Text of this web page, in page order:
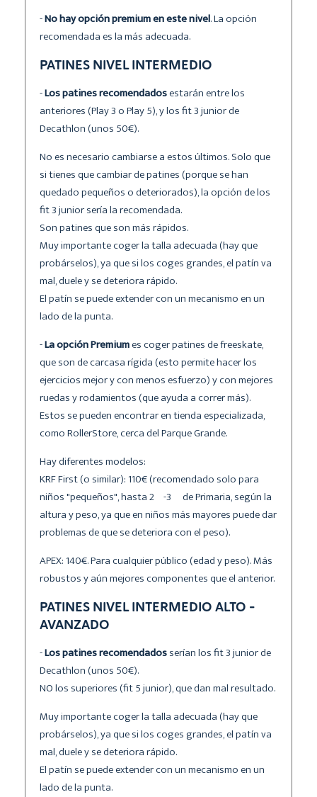
-No hay opción premium en este nivel. La opción
recomendada es la más adecuada.
PATINES NIVEL INTERMEDIO
-Los patines recomendadosestarán entre los
anteriores (Play 3 o Play 5), y los fit 3 junior de
Decathlon (unos 50€).
No es necesario cambiarse a estos últimos. Solo que
si tienes que cambiar de patines (porque se han
quedado pequeños o deteriorados), la opción de los
fit 3 junior sería la recomendada.
Son patines que son más rápidos.
Muy importante coger la talla adecuada (hay que
probárselos), ya que si los coges grandes, el patín va
mal, duele y se deteriora rápido.
El patín se puede extender con un mecanismo en un
lado de la punta.
-La opción Premiumes coger patines de freeskate,
que son de carcasa rígida (esto permite hacer los
ejercicios mejor y con menos esfuerzo) y con mejores
ruedas y rodamientos (que ayuda a correr más).
Estos se pueden encontrar en tienda especializada,
como RollerStore, cerca del Parque Grande.
Hay diferentes modelos:
KRF First (o similar): 110€ (recomendado solo para
niños "pequeños", hasta 2º-3º de Primaria, según la
altura y peso, ya que en niños más mayores puede dar
problemas de que se deteriora con el peso).
APEX: 140€. Para cualquier público (edad y peso). Más
robustos y aún mejores componentes que el anterior.
PATINES NIVEL INTERMEDIO ALTO -
AVANZADO
-Los patines recomendadosserían los fit 3 junior de
Decathlon (unos 50€).
NO los superiores (fit 5 junior), que dan mal resultado.
Muy importante coger la talla adecuada (hay que
probárselos), ya que si los coges grandes, el patín va
mal, duele y se deteriora rápido.
El patín se puede extender con un mecanismo en un
lado de la punta.